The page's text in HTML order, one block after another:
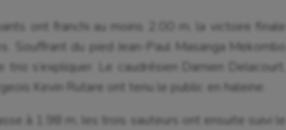
ont franchi au moins 2.00 m, la victoire finale
Souffrant du pied Jean-Paul Masanga Mekombo
s’expliquer. Le caudrésien Damien Delacourt,
Kevin Rutare ont tenu le public en haleine.
à 1.98 m, les trois sauteurs ont ensuite suivi le